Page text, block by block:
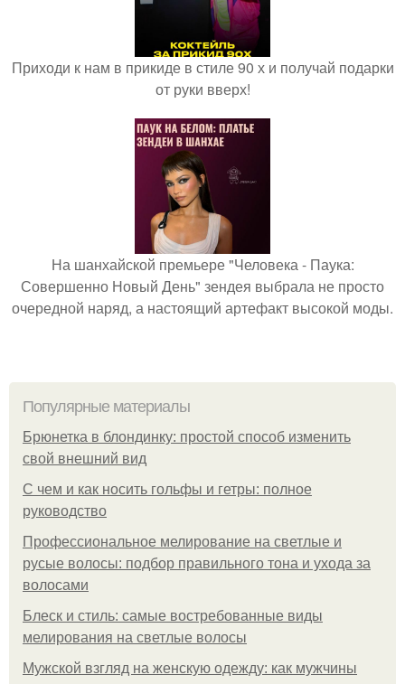
Приходи к нам в прикиде в стиле 90 х и получай подарки
от руки вверх!
На шанхайской премьере "Человека - Паука:
Совершенно Новый День" зендея выбрала не просто
очередной наряд, а настоящий артефакт высокой моды.
Популярные материалы
Брюнетка в блондинку: простой способ изменить
свой внешний вид
С чем и как носить гольфы и гетры: полное
руководство
Профессиональное мелирование на светлые и
русые волосы: подбор правильного тона и ухода за
волосами
Блеск и стиль: самые востребованные виды
мелирования на светлые волосы
Мужской взгляд на женскую одежду: как мужчины